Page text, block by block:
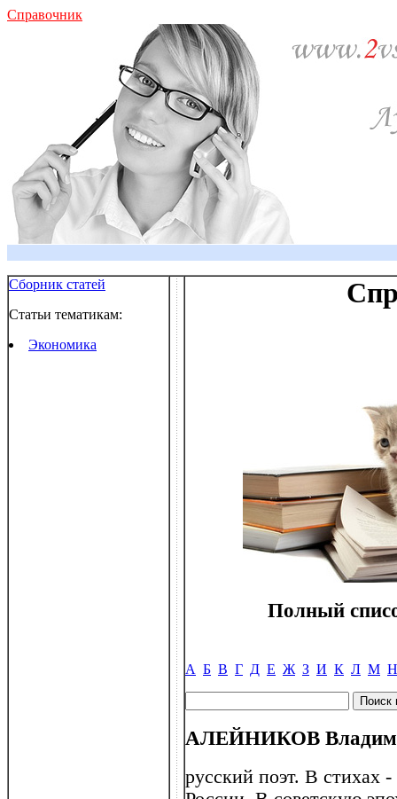
Справочник
Сборник статей
Статьи тематикам:
Экономика
Полный
А Б В Г Д Е Ж З И К Л М Н
АЛЕЙНИКОВ
русский поэт. В стихах